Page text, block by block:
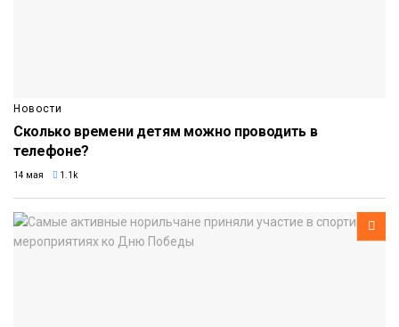
Новости
Сколько времени детям можно проводить в
телефоне?
14 мая 1.1k